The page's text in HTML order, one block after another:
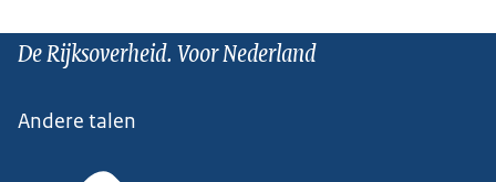
De Rijksoverheid. Voor Nederland
Andere talen